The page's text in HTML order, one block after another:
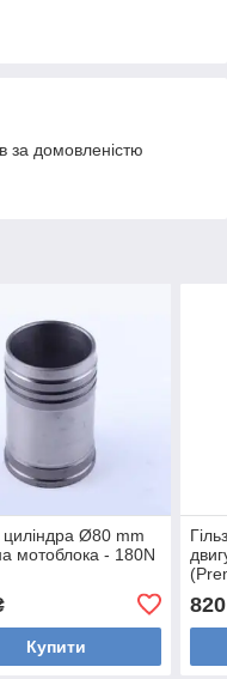
за домовленістю
циліндра Ø80 mm
мотоблока - 180N
Купити
820